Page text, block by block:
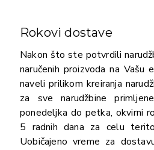
Rokovi dostave
Nakon što ste potvrdili
naručenih proizvoda na Vašu
naveli prilikom kreiranja
za sve narudžbine
ponedeljka do petka, okvirni
5 radnih dana za celu
Uobičajeno vreme za